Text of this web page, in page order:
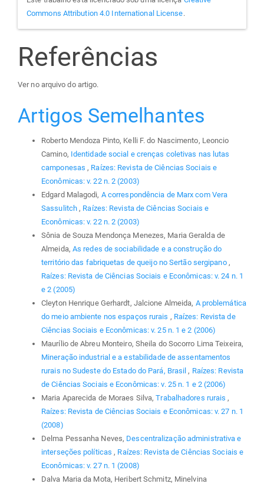
Commons Attribution 4.0 International License.
Referências
Ver no arquivo do artigo.
Artigos Semelhantes
Roberto Mendoza Pinto, Kelli F. do Nascimento, Leoncio
Camino, Identidade social e crenças coletivas nas lutas
camponesas , Raízes: Revista de Ciências Sociais e
Econômicas: v. 22 n. 2 (2003)
Edgard Malagodi, A correspondência de Marx com Vera
Sassulitch , Raízes: Revista de Ciências Sociais e
Econômicas: v. 22 n. 2 (2003)
Sônia de Souza Mendonça Menezes, Maria Geralda de
Almeida, As redes de sociabilidade e a construção do
território das fabriquetas de queijo no Sertão sergipano ,
Raízes: Revista de Ciências Sociais e Econômicas: v. 24 n. 1
e 2 (2005)
Cleyton Henrique Gerhardt, Jalcione Almeida, A problemática
do meio ambiente nos espaços rurais , Raízes: Revista de
Ciências Sociais e Econômicas: v. 25 n. 1 e 2 (2006)
Maurílio de Abreu Monteiro, Sheila do Socorro Lima Teixeira,
Mineração industrial e a estabilidade de assentamentos
rurais no Sudeste do Estado do Pará, Brasil , Raízes: Revista
de Ciências Sociais e Econômicas: v. 25 n. 1 e 2 (2006)
Maria Aparecida de Moraes Silva,Trabalhadores rurais ,
Raízes: Revista de Ciências Sociais e Econômicas: v. 27 n. 1
(2008)
Delma Pessanha Neves, Descentralização administrativa e
interseções políticas , Raízes: Revista de Ciências Sociais e
Econômicas: v. 27 n. 1 (2008)
Dalva Maria da Mota, Heribert Schmitz, Minelvina